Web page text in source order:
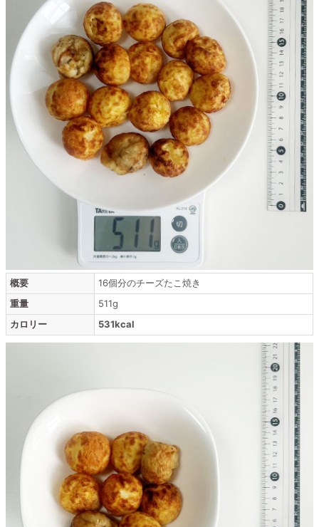
概要
16個分のチーズたこ焼き
重量
511g
カロリー
531kcal